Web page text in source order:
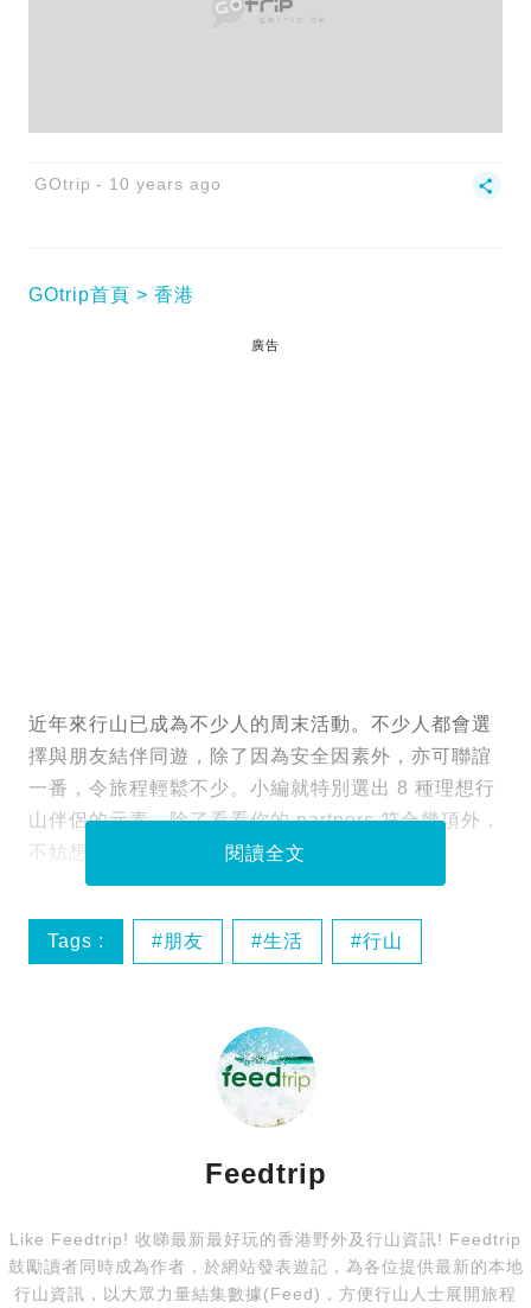
GOtrip 10 years ago
GOtrip首頁 香港
廣告
近年來行山已成為不少人的周末活動。不少人都會選
擇與朋友結伴同遊，除了因為安全因素外，亦可聯誼
一番，令旅程輕鬆不少。小編就特別選出 8 種理想行
山伴侶的元素，除了看看你的 partners 符合幾項外，
不妨想想自己又是否一個好的 行山夥伴 。
閱讀全文
Tags : 朋友 生活 行山
Feedtrip
Like Feedtrip! 收睇最新最好玩的香港野外及行山資訊! Feedtrip
鼓勵讀者同時成為作者，於網站發表遊記，為各位提供最新的本地
行山資訊，以大眾力量結集數據(Feed)，方便行山人士展開旅程